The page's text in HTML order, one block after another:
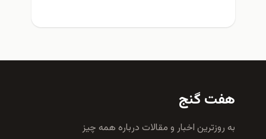
هفت گنج
به روزترين اخبار و مقالات درباره همه چيز